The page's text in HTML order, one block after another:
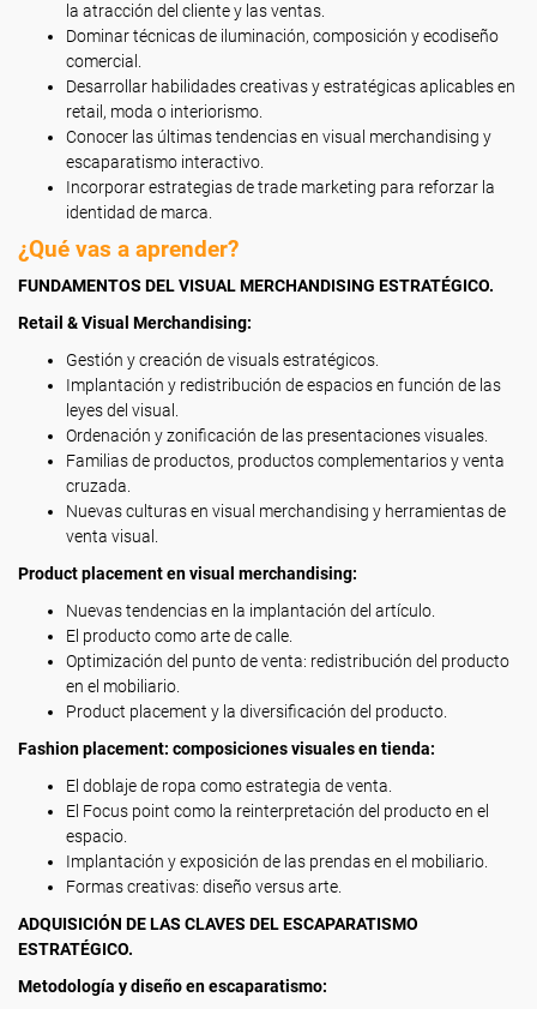
la atracción del cliente y las ventas.
Dominar técnicas de iluminación, composición y ecodiseño
comercial.
Desarrollar habilidades creativas y estratégicas aplicables en
retail, moda o interiorismo.
Conocer las últimas tendencias en visual merchandising y
escaparatismo interactivo.
Incorporar estrategias de trade marketing para reforzar la
identidad de marca.
¿Qué vas a aprender?
FUNDAMENTOS DEL VISUAL MERCHANDISING ESTRATÉGICO.
Retail & Visual Merchandising:
Gestión y creación de visuals estratégicos.
Implantación y redistribución de espacios en función de las
leyes del visual.
Ordenación y zonificación de las presentaciones visuales.
Familias de productos, productos complementarios y venta
cruzada.
Nuevas culturas en visual merchandising y herramientas de
venta visual.
Product placement en visual merchandising:
Nuevas tendencias en la implantación del artículo.
El producto como arte de calle.
Optimización del punto de venta: redistribución del producto
en el mobiliario.
Product placement y la diversificación del producto.
Fashion placement: composiciones visuales en tienda:
El doblaje de ropa como estrategia de venta.
El Focus point como la reinterpretación del producto en el
espacio.
Implantación y exposición de las prendas en el mobiliario.
Formas creativas: diseño versus arte.
ADQUISICIÓN DE LAS CLAVES DEL ESCAPARATISMO
ESTRATÉGICO.
Metodología y diseño en escaparatismo: